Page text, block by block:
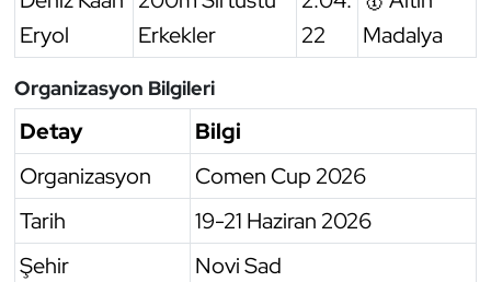
Eryol
Erkekler
22
Madalya
Organizasyon Bilgileri
Detay
Bilgi
Organizasyon
Comen Cup 2026
Tarih
19-21 Haziran 2026
Şehir
Novi Sad